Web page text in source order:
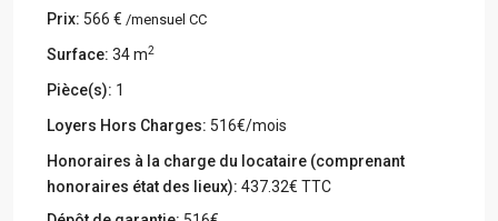
Prix: 566 € /mensuel CC
Surface: 34 m2
Pièce(s): 1
Loyers Hors Charges: 516€/mois
Honoraires à la charge du locataire (comprenant
honoraires état des lieux): 437.32€ TTC